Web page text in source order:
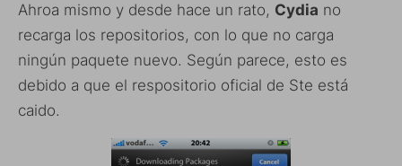
Ahroa mismo y desde hace un rato, Cydia no
recarga los repositorios, con lo que no carga
ningún paquete nuevo. Según parece, esto es
debido a que el respositorio oficial de Ste está
caido.